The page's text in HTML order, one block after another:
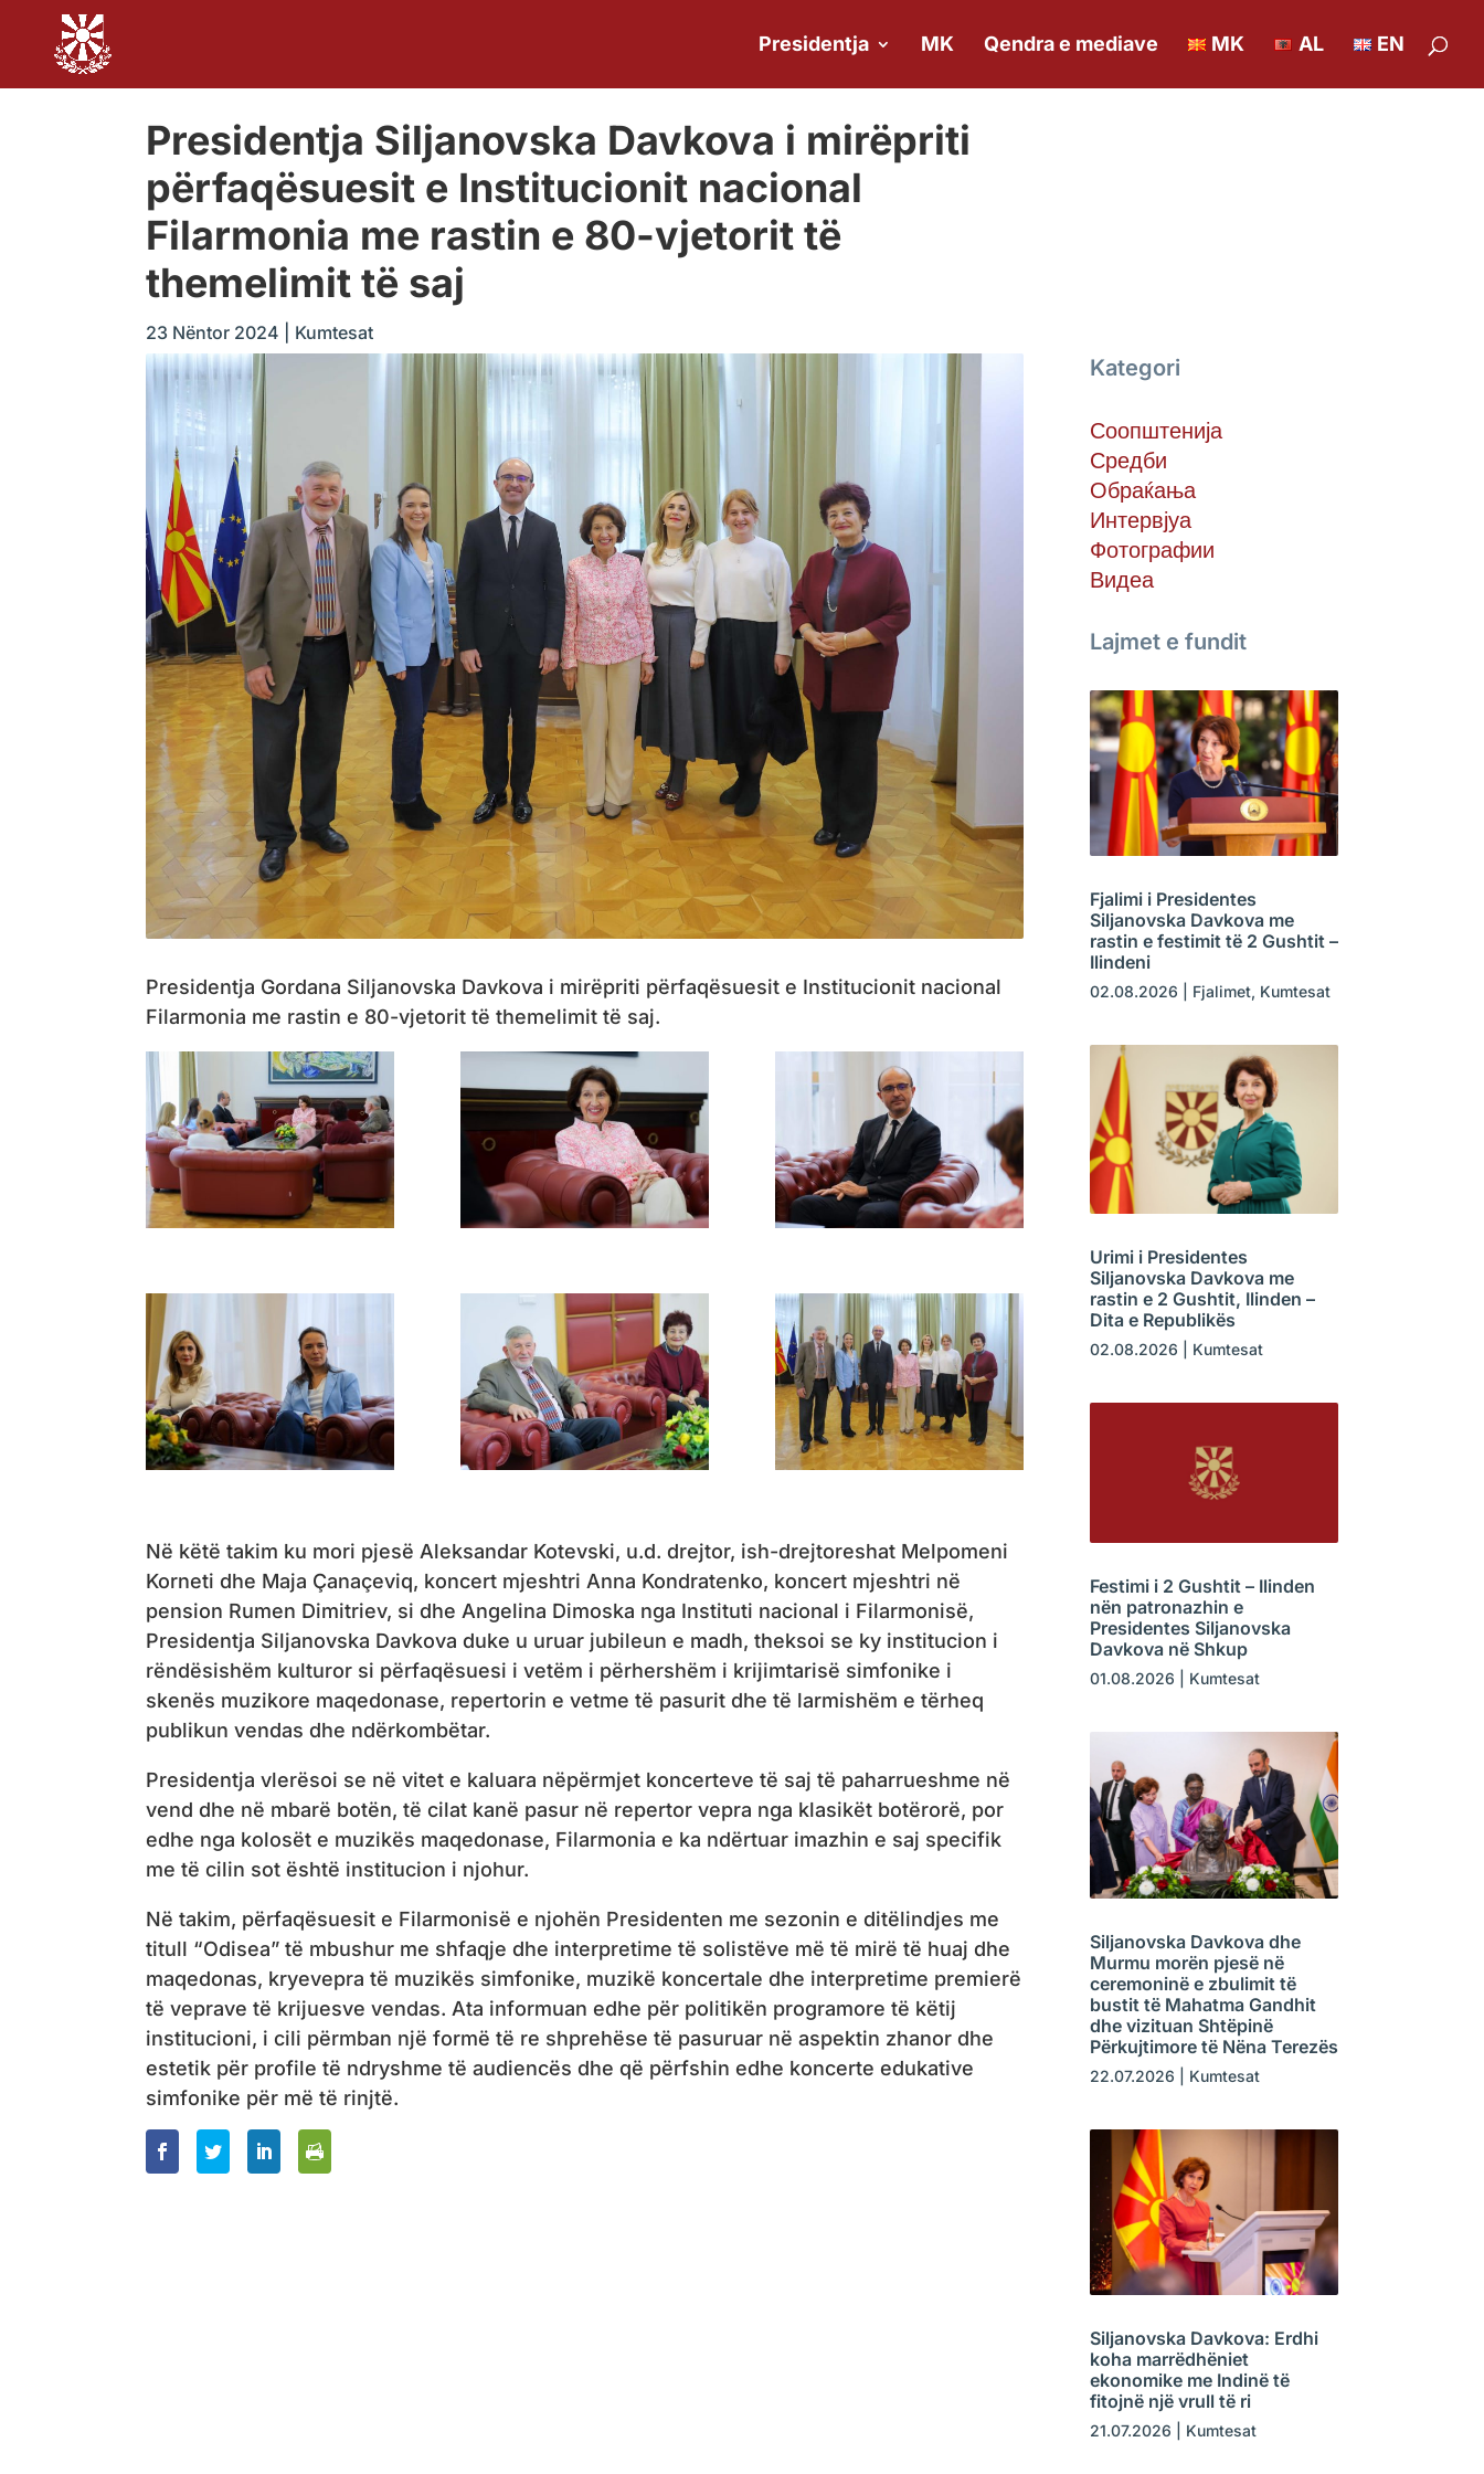
Presidentja MK Qendra e mediave MK AL EN
Presidentja Siljanovska Davkova i mirëpriti
përfaqësuesit e Institucionit nacional
Filarmonia me rastin e 80-vjetorit të
themelimit të saj
23 Nëntor 2024 Kumtesat
Presidentja Gordana Siljanovska Davkova i mirëpriti përfaqësuesit e Institucionit nacional
Filarmonia me rastin e 80-vjetorit të themelimit të saj.
Në këtë takim ku mori pjesë Aleksandar Kotevski, u.d. drejtor, ish-drejtoreshat Melpomeni
Korneti dhe Maja Çanaçeviq, koncert mjeshtri Anna Kondratenko, koncert mjeshtri në
pension Rumen Dimitriev, si dhe Angelina Dimoska nga Instituti nacional i Filarmonisë,
Presidentja Siljanovska Davkova duke u uruar jubileun e madh, theksoi se ky institucion i
rëndësishëm kulturor si përfaqësuesi i vetëm i përhershëm i krijimtarisë simfonike i
skenës muzikore maqedonase, repertorin e vetme të pasurit dhe të larmishëm e tërheq
publikun vendas dhe ndërkombëtar.
Presidentja vlerësoi se në vitet e kaluara nëpërmjet koncerteve të saj të paharrueshme në
vend dhe në mbarë botën, të cilat kanë pasur në repertor vepra nga klasikët botërorë, por
edhe nga kolosët e muzikës maqedonase, Filarmonia e ka ndërtuar imazhin e saj specifik
me të cilin sot është institucion i njohur.
Në takim, përfaqësuesit e Filarmonisë e njohën Presidenten me sezonin e ditëlindjes me
titull “Odisea” të mbushur me shfaqje dhe interpretime të solistëve më të mirë të huaj dhe
maqedonas, kryevepra të muzikës simfonike, muzikë koncertale dhe interpretime premierë
të veprave të krijuesve vendas. Ata informuan edhe për politikën programore të këtij
institucioni, i cili përmban një formë të re shprehëse të pasuruar në aspektin zhanor dhe
estetik për profile të ndryshme të audiencës dhe që përfshin edhe koncerte edukative
simfonike për më të rinjtë.
Kategori
Соопштенија
Средби
Обраќања
Интервјуа
Фотографии
Видеа
Lajmet e fundit
Fjalimi i Presidentes
Siljanovska Davkova me
rastin e festimit të 2 Gushtit –
Ilindeni
02.08.2026 Fjalimet, Kumtesat
Urimi i Presidentes
Siljanovska Davkova me
rastin e 2 Gushtit, Ilinden –
Dita e Republikës
02.08.2026 Kumtesat
Festimi i 2 Gushtit – Ilinden
nën patronazhin e
Presidentes Siljanovska
Davkova në Shkup
01.08.2026 Kumtesat
Siljanovska Davkova dhe
Murmu morën pjesë në
ceremoninë e zbulimit të
bustit të Mahatma Gandhit
dhe vizituan Shtëpinë
Përkujtimore të Nëna Terezës
22.07.2026 Kumtesat
Siljanovska Davkova: Erdhi
koha marrëdhëniet
ekonomike me Indinë të
fitojnë një vrull të ri
21.07.2026 Kumtesat